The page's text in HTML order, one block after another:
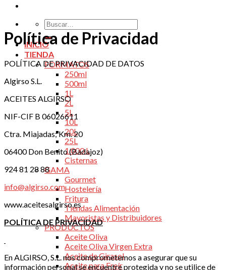
Buscar
por:
INICIO
TIENDA
FORMATOS
250ml
500ml
1L
2L
5L
10L
20L
25L
1.000 L
Cisternas
GAMA
Gourmet
Hostelería
Fritura
Tiendas Alimentación
Mayoristas y Distribuidores
PRODUCTOS
Aceite Oliva
Aceite Oliva Virgen Extra
Aceite de Girasol
Aceite para Freír
Política de Privacidad
POLÍTICA DE PRIVACIDAD DE DATOS
Algirso S.L.
ACEITES ALGIRSO
NIF-CIF B 06026611
Ctra. Miajadas; Km. 20
06400 Don Benito (Badajoz)
924 81 28 88
info@algirso.com
www.aceitesalgirso.es
POLÍTICA DE PRIVACIDAD
En ALGIRSO, S.L. nos comprometemos a asegurar que su
información personal se encuentre protegida y no se utilice de